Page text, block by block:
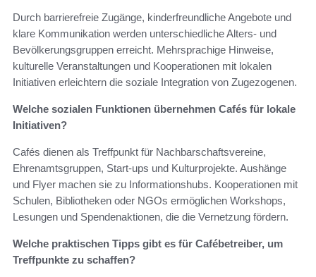
Durch barrierefreie Zugänge, kinderfreundliche Angebote und
klare Kommunikation werden unterschiedliche Alters- und
Bevölkerungsgruppen erreicht. Mehrsprachige Hinweise,
kulturelle Veranstaltungen und Kooperationen mit lokalen
Initiativen erleichtern die soziale Integration von Zugezogenen.
Welche sozialen Funktionen übernehmen Cafés für lokale
Initiativen?
Cafés dienen als Treffpunkt für Nachbarschaftsvereine,
Ehrenamtsgruppen, Start-ups und Kulturprojekte. Aushänge
und Flyer machen sie zu Informationshubs. Kooperationen mit
Schulen, Bibliotheken oder NGOs ermöglichen Workshops,
Lesungen und Spendenaktionen, die die Vernetzung fördern.
Welche praktischen Tipps gibt es für Cafébetreiber, um
Treffpunkte zu schaffen?